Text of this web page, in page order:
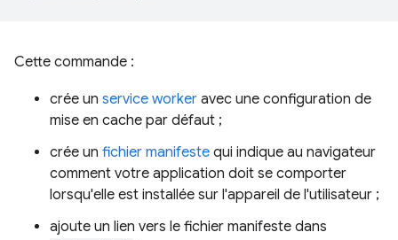
Cette commande :
crée un service worker avec une configuration de
mise en cache par défaut ;
crée un fichier manifeste qui indique au navigateur
comment votre application doit se comporter
lorsqu'elle est installée sur l'appareil de l'utilisateur ;
ajoute un lien vers le fichier manifeste dans